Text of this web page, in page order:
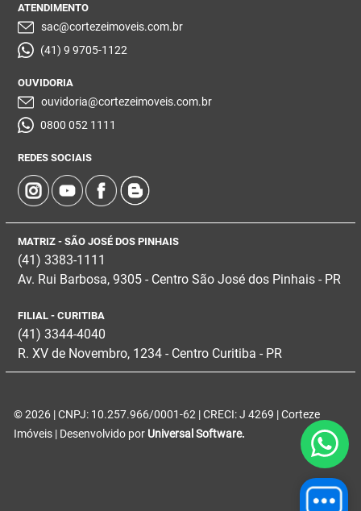
ATENDIMENTO
sac@cortezeimoveis.com.br
(41) 9 9705-1122
OUVIDORIA
ouvidoria@cortezeimoveis.com.br
0800 052 1111
REDES SOCIAIS
MATRIZ - SÃO JOSÉ DOS PINHAIS
(41) 3383-1111
Av. Rui Barbosa, 9305 - Centro São José dos Pinhais - PR
FILIAL - CURITIBA
(41) 3344-4040
R. XV de Novembro, 1234 - Centro Curitiba - PR
© 2026 | CNPJ: 10.257.966/0001-62 | CRECI: J 4269 | Corteze
Imóveis | Desenvolvido por Universal Software.